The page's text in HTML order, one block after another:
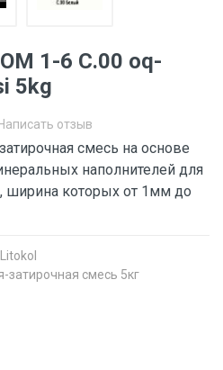
1-6 C.00 oq-
5kg
Написать отзыв
смесь на основе
наполнителей для
которых от 1мм до
Litokol
затирочная смесь 5кг